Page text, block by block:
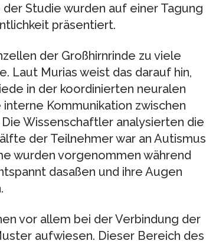
Studie wurden auf einer Tagung
präsentiert.
der Großhirnrinde zu viele
Laut Murias weist das darauf hin,
in der koordinierten neuralen
Kommunikation zwischen
Wissenschaftler analysierten die
der Teilnehmer war an Autismus
wurden vorgenommen während
dasaßen und ihre Augen
vor allem bei der Verbindung der
aufwiesen. Dieser Bereich des